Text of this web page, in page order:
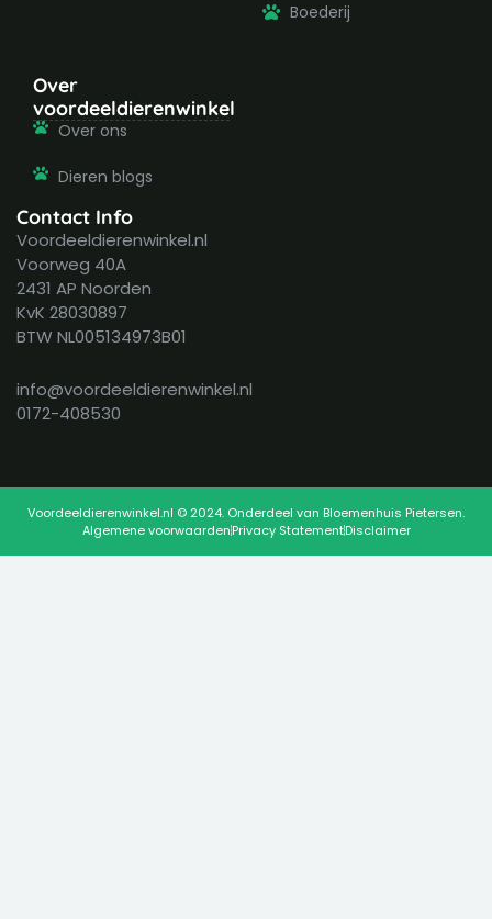
Boederij
Over
voordeeldierenwinkel
Over ons
Dieren blogs
Contact Info
Voordeeldierenwinkel.nl
Voorweg 40A
2431 AP Noorden
KvK 28030897
BTW NL005134973B01
info@voordeeldierenwinkel.nl
0172-408530
Voordeeldierenwinkel.nl © 2024. Onderdeel van Bloemenhuis Pietersen.
Algemene voorwaardenPrivacy StatementDisclaimer